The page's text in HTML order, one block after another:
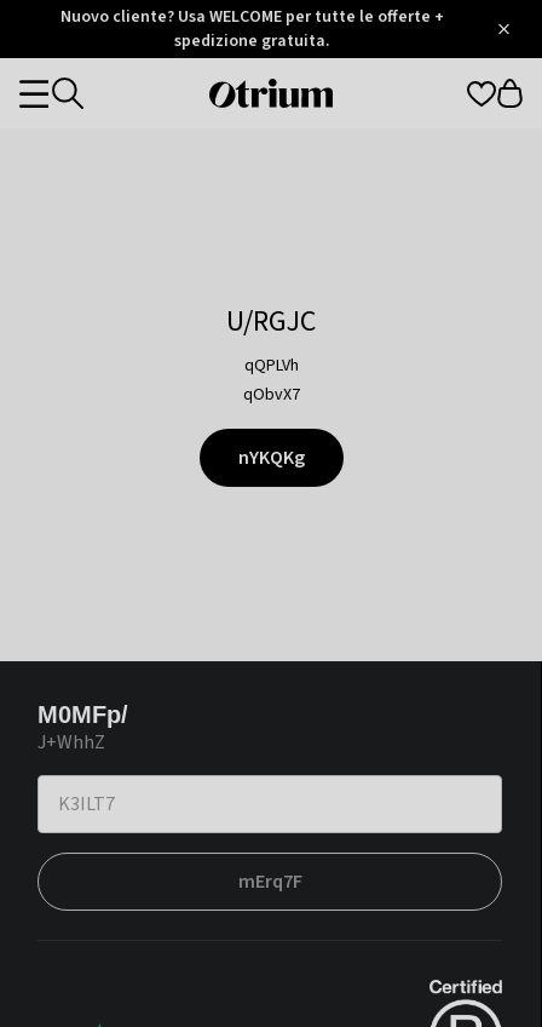
Otrium
Trustpilot
Nuovo cliente? Usa WELCOME per tutte le offerte +
spedizione gratuita.
Otrium
Categories
U/RGJC
qQPLVh
qObvX7
nYKQKg
M0MFp/
J+WhhZ
mErq7F